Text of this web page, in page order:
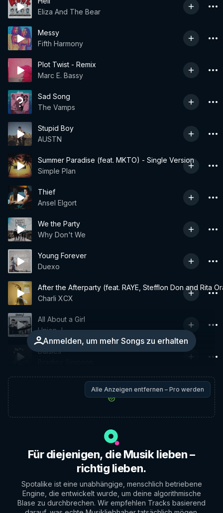
Eliza And The Bear
Messy
Fifth Harmony
Plot Twist - Remix
Marc E. Bassy
Sad Song
The Vamps
Stupid Boy
AUSTN
Summer Paradise (feat. MKTO) - Single Version
Simple Plan
Thief
Ansel Elgort
We the Party
Why Don't We
Young Forever
Duexo
After the Afterparty (feat. RAYE, Stefflon Don and Rita
Charli XCX
Anmelden, um mehr Songs zu erhalten
All About a Girl
Union J
Daisies
Alle Anzeigen entfernen – Pro werden
Für diejenigen, die Musik lieben –
richtig lieben.
Spotalike ist eine unabhängige, menschlich betriebene
Engine, die entwickelt wurde, um deine algorithmische
Blase zu durchbrechen. Wir empfehlen Tracks basierend